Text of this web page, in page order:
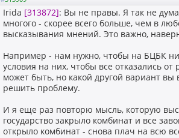
Irida [313872]: Вы не правы. Я так не
многого - скорее всего больше, чем в
высказывания мнений. Это важно,
Например - нам нужно, чтобы на БЦБК
условия на них, чтобы все отказались
может быть, но какой другой вариант вы
решить проблему.
И я еще раз повторю мысль, которую
государство закрыло комбинат и все
открыло комбинат - снова плач на всю